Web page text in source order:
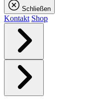
Schließen
Kontakt Shop